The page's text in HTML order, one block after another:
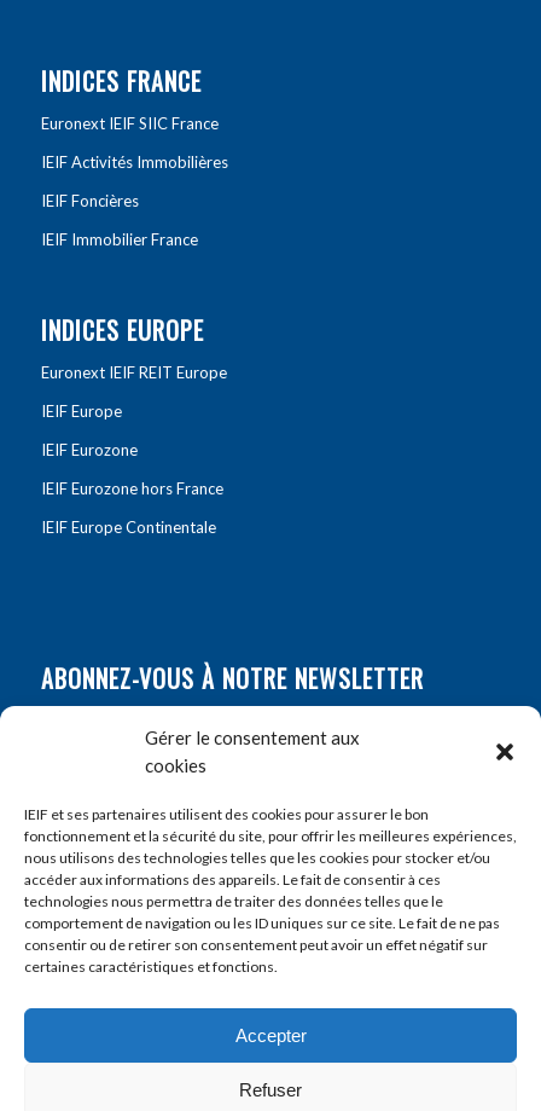
Gérer le consentement aux
cookies
IEIF et ses partenaires utilisent des cookies pour assurer le bon
fonctionnement et la sécurité du site, pour offrir les meilleures expériences,
nous utilisons des technologies telles que les cookies pour stocker et/ou
accéder aux informations des appareils. Le fait de consentir à ces
technologies nous permettra de traiter des données telles que le
comportement de navigation ou les ID uniques sur ce site. Le fait de ne pas
consentir ou de retirer son consentement peut avoir un effet négatif sur
certaines caractéristiques et fonctions.
Accepter
Refuser
INDICES FRANCE
Euronext IEIF SIIC France
IEIF Activités Immobilières
IEIF Foncières
IEIF Immobilier France
INDICES EUROPE
Euronext IEIF REIT Europe
IEIF Europe
IEIF Eurozone
IEIF Eurozone hors France
IEIF Europe Continentale
ABONNEZ-VOUS À NOTRE NEWSLETTER
Prénom*
E-mail*